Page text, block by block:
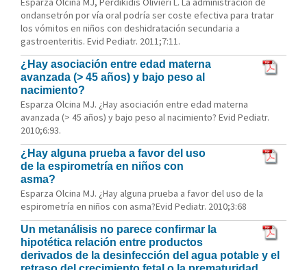
ondansetrón por vía oral podría ser coste efectiva para tratar
los vómitos en niños con deshidratación secundaria a
gastroenteritis. Evid Pediatr. 2011;7:11.
¿Hay asociación entre edad materna
avanzada (> 45 años) y bajo peso al
nacimiento?
Esparza Olcina MJ. ¿Hay asociación entre edad materna
avanzada (> 45 años) y bajo peso al nacimiento? Evid Pediatr.
2010;6:93.
¿Hay alguna prueba a favor del uso
de la espirometría en niños con
asma?
Esparza Olcina MJ. ¿Hay alguna prueba a favor del uso de la
espirometría en niños con asma?Evid Pediatr. 2010;3:68
Un metanálisis no parece confirmar la
hipotética relación entre productos
derivados de la desinfección del agua potable y el